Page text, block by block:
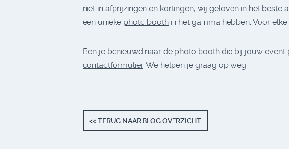
niet in afprijzingen en kortingen, wij geloven in het
een unieke photo booth in het gamma hebben. Voor
Ben je benieuwd naar de photo booth die bij jouw
contactformulier. We helpen je graag op weg.
<< TERUG NAAR BLOG OVERZICHT